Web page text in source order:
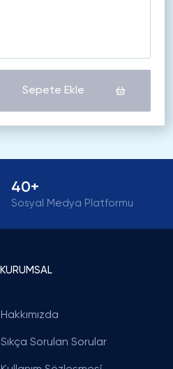
Sepete Ekle
40+
Sosyal Medya Platformu
KURUMSAL
Hakkımızda
Sıkça Sorulan Sorular